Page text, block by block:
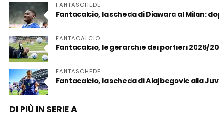
FANTASCHEDE
Fantacalcio, la scheda di Diawara al Milan:
FANTACALCIO
Fantacalcio, le gerarchie dei portieri 2026/
FANTASCHEDE
Fantacalcio, la scheda di Alajbegovic alla
DI PIÙ IN SERIE A